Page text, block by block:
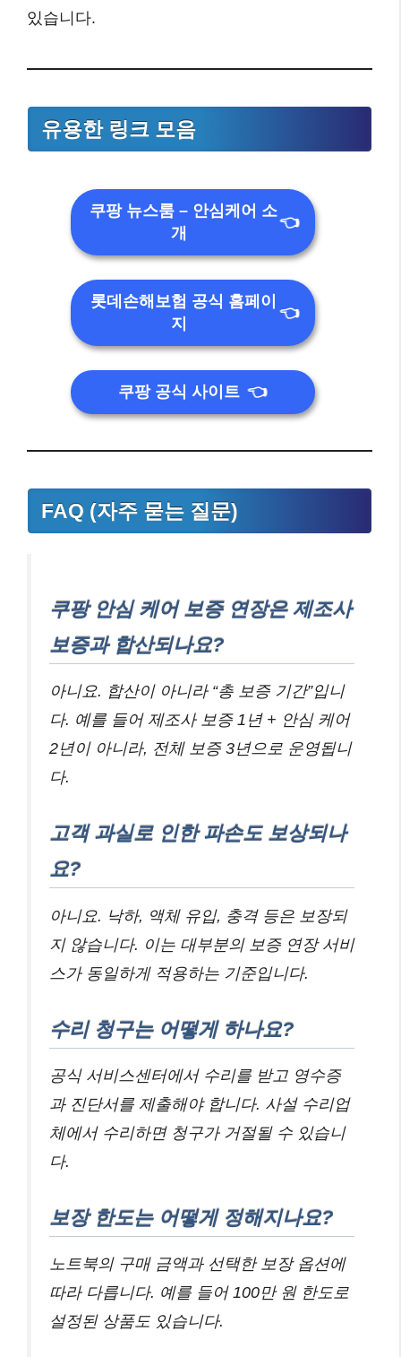
있습니다.
유용한 링크 모음
쿠팡 뉴스룸 – 안심케어 소
개
👈
롯데손해보험 공식 홈페이
지
👈
쿠팡 공식 사이트👈
FAQ (자주 묻는 질문)
쿠팡 안심 케어 보증 연장은 제조사
보증과 합산되나요?
아니요. 합산이 아니라 “총 보증 기간”입니
다. 예를 들어 제조사 보증 1년 + 안심 케어
2년이 아니라, 전체 보증 3년으로 운영됩니
다.
고객 과실로 인한 파손도 보상되나
요?
아니요. 낙하, 액체 유입, 충격 등은 보장되
지 않습니다. 이는 대부분의 보증 연장 서비
스가 동일하게 적용하는 기준입니다.
수리 청구는 어떻게 하나요?
공식 서비스센터에서 수리를 받고 영수증
과 진단서를 제출해야 합니다. 사설 수리업
체에서 수리하면 청구가 거절될 수 있습니
다.
보장 한도는 어떻게 정해지나요?
노트북의 구매 금액과 선택한 보장 옵션에
따라 다릅니다. 예를 들어 100만 원 한도로
설정된 상품도 있습니다.